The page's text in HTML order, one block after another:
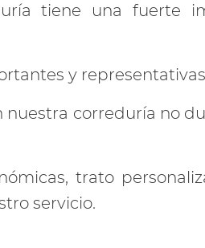
tiene una fuerte
y
nuestra correduría no
trato
servicio.